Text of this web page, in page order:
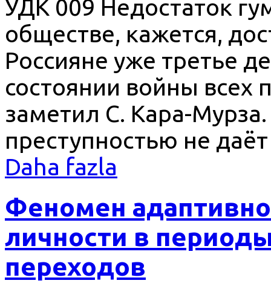
УДК 009 Недостаток
обществе, кажется,
Россияне уже третье
состоянии войны всех
заметил С. Кара-
преступностью не
Daha fazla
Феномен
личности в
переходов